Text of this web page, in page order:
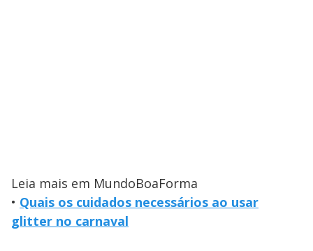
Leia mais em MundoBoaForma
• Quais os cuidados necessários ao usar
glitter no carnaval